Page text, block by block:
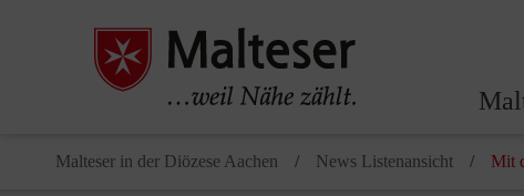
Malteser in der Diözese Aachen News Listenansicht Mit